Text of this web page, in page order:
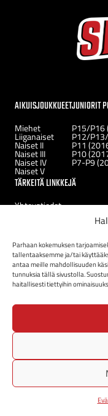
Parhaan kokemuksen
tallentaaksemme ja/tai
antaa meille mahdollisuuden
tunnuksia tällä sivustolla.
haitallisesti tiettyihin
AIKUISJOUKKUEET
Miehet
Liiganaiset
Naiset II
Naiset III
Naiset IV
Naiset V
JUNIORIT
P15/
P12/
P11
P10
P7-P9
TÄRKEITÄ LINKKEJÄ
Yhteystiedot
Uudelle jäsenelle
SB-Pro Nurmijärvi ry